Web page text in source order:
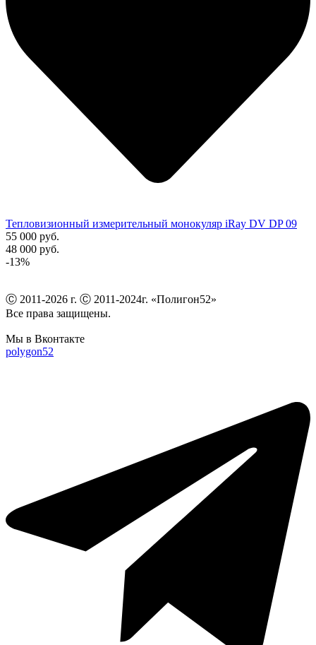
Тепловизионный измерительный монокуляр iRay DV DP 09
55 000 руб.
48 000 руб.
-13%
Ⓒ 2011-2026 г. Ⓒ 2011-2024г. «Полигон52»
Все права защищены.
Мы в Вконтакте
polygon52